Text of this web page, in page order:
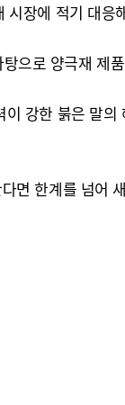
장에 적기 대응
으로 양극재
강한 붉은 말
면 한계를 넘어